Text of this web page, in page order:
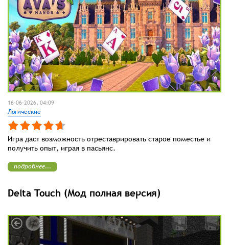
16-06-2026, 04:09
Логические
Игра даст возможность отреставрировать старое поместье и
получить опыт, играя в пасьянс.
подробнее...
Delta Touch (Мод полная версия)